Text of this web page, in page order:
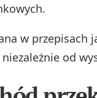
w przepisach
od